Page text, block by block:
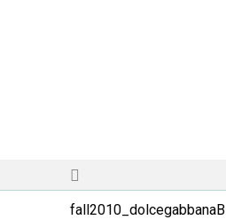
fall2010_dolcegabbanaB